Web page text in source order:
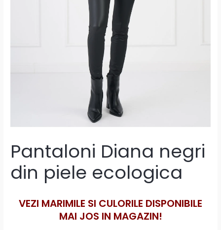
Pantaloni Diana negri
din piele ecologica
VEZI MARIMILE SI CULORILE DISPONIBILE
MAI JOS IN MAGAZIN!